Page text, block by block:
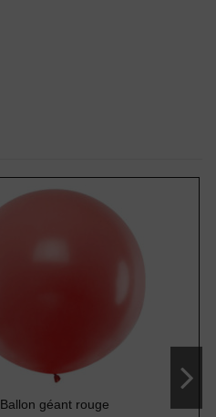
Ballon géant rouge